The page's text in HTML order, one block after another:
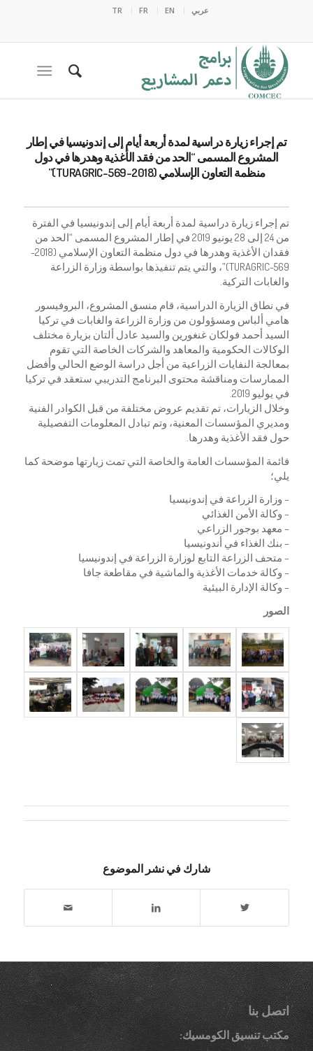
عربي EN
FR
TR
تم إجراء زيارة دراسية لمدة أربعة أيام إلى إندونيسيا في إطار
المشروع المسمى “الحد من فقد الأغذية وهدرها في دول
منظمة التعاون الإسلامي (2018-TURAGRIC-569)”
تم إجراء زيارة دراسية لمدة أربعة أيام إلى إندونيسيا في الفترة
من 24 إلى 28 يونيو 2019 في إطار المشروع المسمى “الحد من
فقدان الأغذية وهدرها في دول منظمة التعاون الإسلامي (2018-
TURAGRIC-569)”، والتي يتم تنفيذها بواسطة وزارة الزراعة
والغابات التركية.
في نطاق الزيارة الدراسية، قام منسق المشروع، البروفيسور
هامي ألباس ومسؤولون من وزارة الزراعة والغابات في تركيا
السيد أحمد فولكان غنغورين والسيد عادل ألتان بزيارة مختلف
الوكالات الحكومية والمعاهد والشركات الخاصة التي تقوم
بمعالجة النفايات الزراعية من أجل دراسة الوضع الحالي وأفضل
الممارسات ومناقشة محتوى البرنامج التدريبي ستعقد في تركيا
في يوليو 2019.
وخلال الزيارات، تم تقديم عروض مختلفة من قبل الكوادر الفنية
ومديري المؤسسات المعنية، وتم تبادل المعلومات التفصيلية
حول فقد الأغذية وهدرها.
قائمة المؤسسات العامة والخاصة التي تمت زيارتها موضحة كما
يلي؛
– وزارة الزراعة في إندونيسيا
– وكالة الأمن الغذائي
– معهد بوجور الزراعي
– بنك الغذاء في أندونيسيا
– متحف الزراعة التابع لوزارة الزراعة في إندونيسيا
– وكالة خدمات الأغذية والماشية في مقاطعة جافا
– وكالة الإدارة البيئية
الصور
شارك في نشر الموضوع
اتصل بنا
مكتب تنسيق الكومسيك: